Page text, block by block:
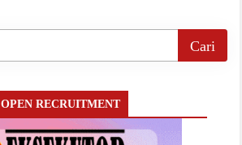
OPEN RECRUITMENT